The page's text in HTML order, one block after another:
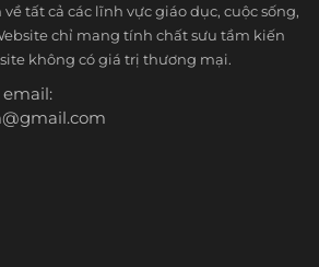
tất cả các lĩnh vực giáo dục, cuộc sống,
chỉ mang tính chất sưu tầm kiến
không có giá trị thương mại.